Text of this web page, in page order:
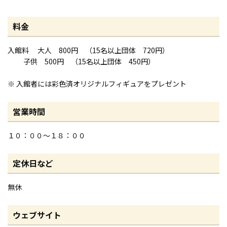
料金
入館料 大人 800円 （15名以上団体 720円）
子供 500円 （15名以上団体 450円）
※ 入館者には彩色済オリジナルフィギュアをプレゼント
営業時間
１０：００～１８：００
定休日など
無休
ウェブサイト